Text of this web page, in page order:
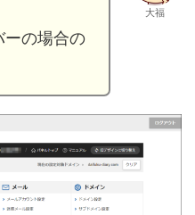
ーの場合の
大福